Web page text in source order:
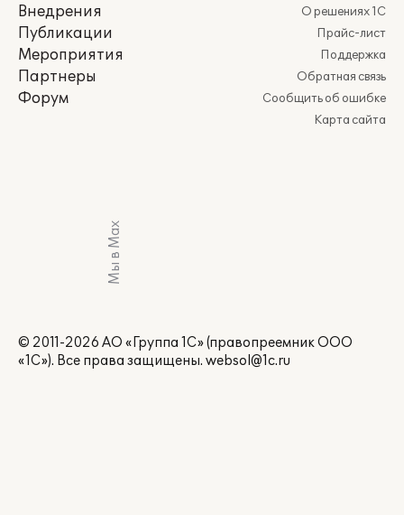
Внедрения
Публикации
Мероприятия
Партнеры
Форум
О решениях 1С
Прайс-лист
Поддержка
Обратная связь
Сообщить об ошибке
Карта сайта
Мы в Max
© 2011-2026 АО «Группа 1С» (правопреемник ООО
«1С»). Все права защищены. websol@1c.ru